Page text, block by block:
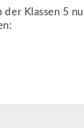
Klassen 5